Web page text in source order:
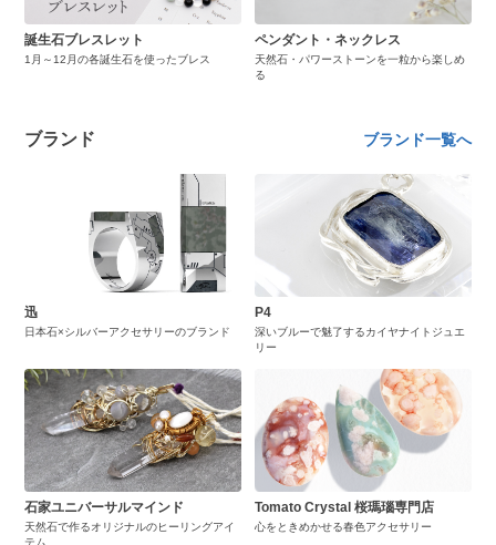
誕生石ブレスレット
1月～12月の各誕生石を使ったブレス
ペンダント・ネックレス
天然石・パワーストーンを一粒から楽しめ
る
ブランド ブランド一覧へ
迅
日本石×シルバーアクセサリーのブランド
P4
深いブルーで魅了するカイヤナイトジュエ
リー
石家ユニバーサルマインド
天然石で作るオリジナルのヒーリングアイ
Tomato Crystal 桜瑪瑙専門店
心をときめかせる春色アクセサリー